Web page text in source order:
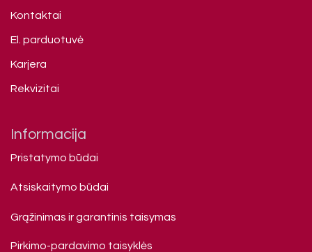
Kontaktai
El. parduotuvė
Karjera
Rekvizitai
Informacija
Pristatymo būdai
Atsiskaitymo būdai
Grąžinimas ir garantinis taisymas
Pirkimo-pardavimo taisyklės